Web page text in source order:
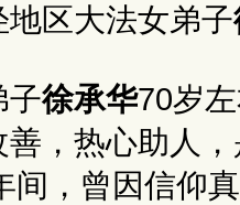
地区大法女弟子
子徐承华70岁
善，热心助人
间，曾因信仰